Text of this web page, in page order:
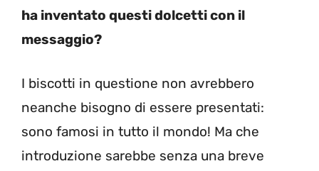
ha inventato questi dolcetti con il
messaggio?
I biscotti in questione non avrebbero
neanche bisogno di essere presentati:
sono famosi in tutto il mondo! Ma che
introduzione sarebbe senza una breve